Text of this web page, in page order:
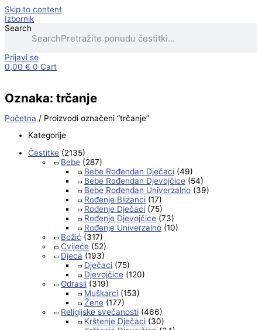
Skip to content
Izbornik
Search
Search
Prijavi se
0,00 € 0 Cart
Oznaka: trčanje
Početna / Proizvodi označeni “trčanje”
Kategorije
Čestitke (2135)
Bebe (287)
Bebe Rođendan Dječaci (49)
Bebe Rođendan Djevojčice (54)
Bebe Rođendan Univerzalno (39)
Rođenje Blizanci (17)
Rođenje Dječaci (75)
Rođenje Djevojčice (73)
Rođenje Univerzalno (10)
Božić (317)
Cvijeće (52)
Djeca (193)
Dječaci (75)
Djevojčice (120)
Odrasli (319)
Muškarci (153)
Žene (177)
Religijske svečanosti (466)
Krštenje Dječaci (30)